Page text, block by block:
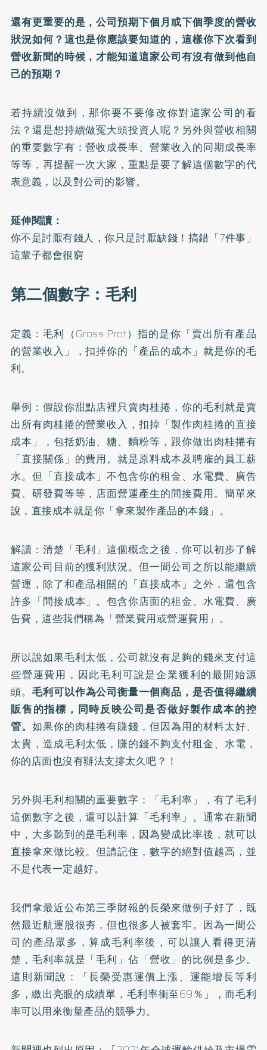
還有更重要的是，公司預期下個月或下個季度的營收
狀況如何？這也是你應該要知道的，這樣你下次看到
營收新聞的時候，才能知道這家公司有沒有做到他自
己的預期？
若持續沒做到，那你要不要修改你對這家公司的看
法？還是想持續做冤大頭投資人呢？另外與營收相關
的重要數字有：營收成長率、營業收入的同期成長率
等等，再提醒一次大家，重點是要了解這個數字的代
表意義，以及對公司的影響。
延伸閱讀：
你不是討厭有錢人，你只是討厭缺錢！搞錯「7件事」
這輩子都會很窮
第二個數字：毛利
定義：毛利（Gross Prot）指的是你「賣出所有產品
的營業收入」，扣掉你的「產品的成本」就是你的毛
利。
舉例：假設你甜點店裡只賣肉桂捲，你的毛利就是賣
出所有肉桂捲的營業收入，扣掉「製作肉桂捲的直接
成本」，包括奶油、糖、麵粉等，跟你做出肉桂捲有
「直接關係」的費用。就是原料成本及聘雇的員工薪
水。但「直接成本」不包含你的租金、水電費、廣告
費、研發費等等，店面營運產生的間接費用。簡單來
說，直接成本就是你「拿來製作產品的本錢」。
解讀：清楚「毛利」這個概念之後，你可以初步了解
這家公司目前的獲利狀況。但一間公司之所以能繼續
營運，除了和產品相關的「直接成本」之外，還包含
許多「間接成本」。包含你店面的租金、水電費、廣
告費，這些我們稱為「營業費用或營運費用」。
所以說如果毛利太低，公司就沒有足夠的錢來支付這
些營運費用，因此毛利可說是企業獲利的最開始源
頭。 毛利可以作為公司衡量一個商品，是否值得繼續
販售的指標，同時反映公司是否做好製作成本的控
管。 如果你的肉桂捲有賺錢，但因為用的材料太好、
太貴，造成毛利太低，賺的錢不夠支付租金、水電，
你的店面也沒有辦法支撐太久吧？！
另外與毛利相關的重要數字：「毛利率」，有了毛利
這個數字之後，還可以計算「毛利率」。通常在新聞
中，大多聽到的是毛利率，因為變成比率後，就可以
直接拿來做比較。但請記住，數字的絕對值越高，並
不是代表一定越好。
我們拿最近公布第三季財報的長榮來做例子好了，既
然最近航運股很夯，但也很多人被套牢。因為一間公
司的產品眾多，算成毛利率後，可以讓人看得更清
楚，毛利率就是「毛利」佔「營收」的比例是多少。
這則新聞說：「長榮受惠運價上漲、運能增長等利
多，繳出亮眼的成績單，毛利率衝至69％」，而毛利
率可以用來衡量產品的競爭力。